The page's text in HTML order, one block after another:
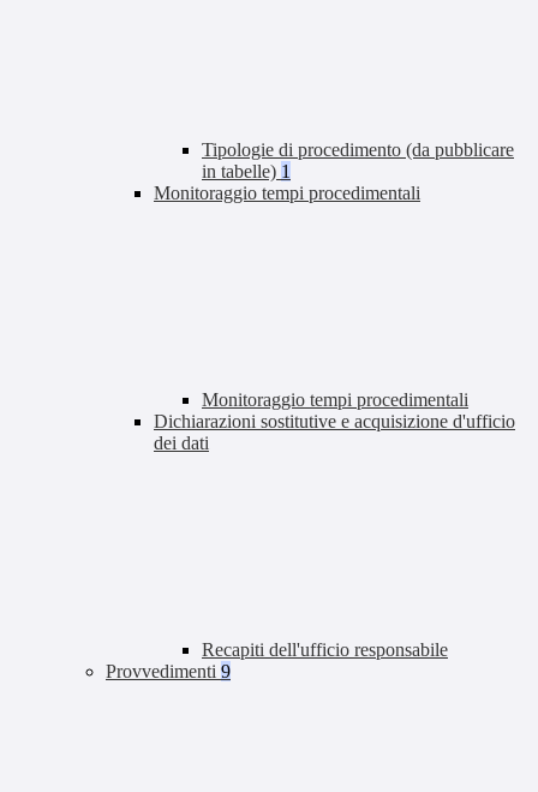
Tipologie di procedimento (da pubblicare
in tabelle) 1
Monitoraggio tempi procedimentali
Monitoraggio tempi procedimentali
Dichiarazioni sostitutive e acquisizione d'ufficio
dei dati
Recapiti dell'ufficio responsabile
Provvedimenti 9